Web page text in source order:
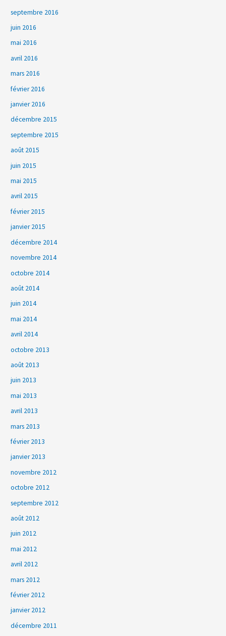
septembre 2016
juin 2016
mai 2016
avril 2016
mars 2016
février 2016
janvier 2016
décembre 2015
septembre 2015
août 2015
juin 2015
mai 2015
avril 2015
février 2015
janvier 2015
décembre 2014
novembre 2014
octobre 2014
août 2014
juin 2014
mai 2014
avril 2014
octobre 2013
août 2013
juin 2013
mai 2013
avril 2013
mars 2013
février 2013
janvier 2013
novembre 2012
octobre 2012
septembre 2012
août 2012
juin 2012
mai 2012
avril 2012
mars 2012
février 2012
janvier 2012
décembre 2011